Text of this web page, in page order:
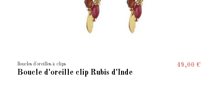
Boucles d'oreilles à clips
Boucle d'oreille clip Rubis d'Inde
49,00 €